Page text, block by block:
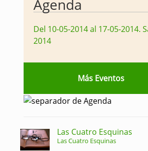
Agenda
Del 10-05-2014 al 17-05-2014.
2014
Más Eventos
Las Cuatro Esquinas
Las Cuatro Esquinas